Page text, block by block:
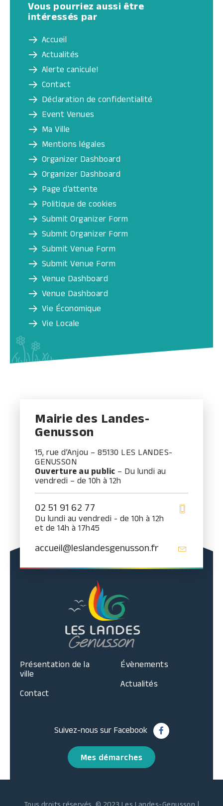
Vous pourriez aussi être
intéressés par
Accueil
Actualités
Alerte canicule!
Contact
Déclaration de confidentialité
Event Venues
Ma Ville
Mentions légales
Organizer Dashboard
Organizer Dashboard
Page d’attente
Politique de cookies
Submit Organizer Form
Submit Organizer Form
Submit Venue Form
Submit Venue Form
Venue Dashboard
Venue Dashboard
Vie Économique
Vie Locale
Mairie des Landes-
Genusson
15, rue d’Anjou – 85130 LES LANDES-
GENUSSON
Ouverture au public – Du lundi au
vendredi – de 10h à 12h
02 51 91 62 77
Du lundi au vendredi - de 10h à 12h
et de 14h à 17h45
accueil@leslandesgenusson.fr
Présentation de la
ville
Contact
Évènements
Actualités
Suivez-nous sur Facebook
Mes démarches
Tous droits réservés. © 2023 Les Landes-Genusson |